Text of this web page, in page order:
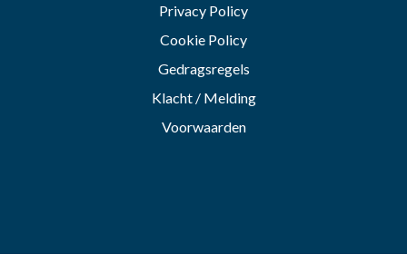
Privacy Policy
Cookie Policy
Gedragsregels
Klacht / Melding
Voorwaarden